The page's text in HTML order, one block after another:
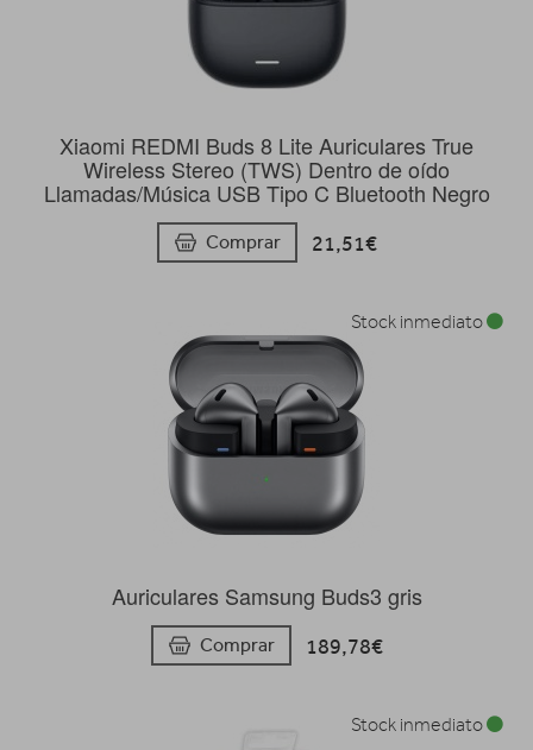
Xiaomi REDMI Buds 8 Lite Auriculares True
Wireless Stereo (TWS) Dentro de oído
Llamadas/Música USB Tipo C Bluetooth Negro
Comprar 21,51€
Auriculares Samsung Buds3 gris
Comprar 189,78€
Stock inmediato
Stock inmediato